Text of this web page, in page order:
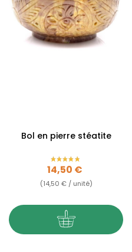
Bol en pierre stéatite
Prix
14,50 €
(14,50 € / unité)